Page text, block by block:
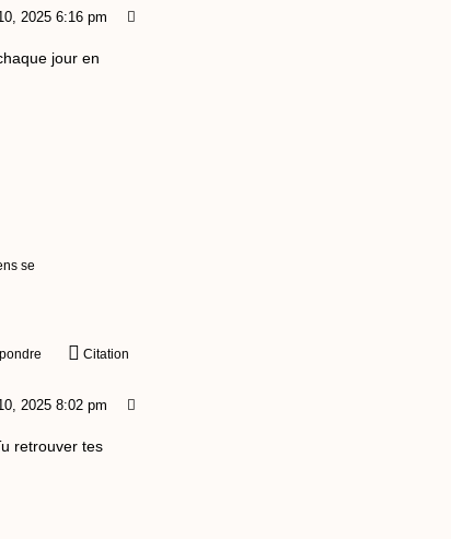
2025 6:16 pm
jour en
se
Citation
2025 8:02 pm
retrouver tes